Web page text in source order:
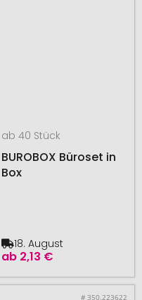
ab 40 Stück
BUROBOX Büroset in
Box
ab 2,13 €
18. August
# 350.223622